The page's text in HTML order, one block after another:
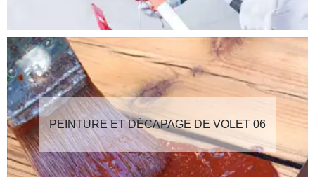
PEINTURE ET DÉCAPAGE DE VOLET 06